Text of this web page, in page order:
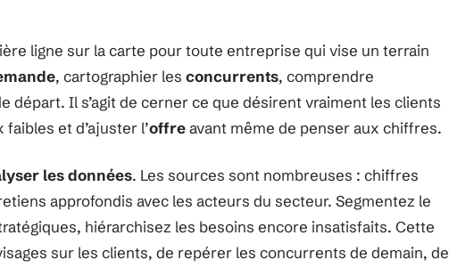
ligne sur la carte pour toute entreprise qui vise un terrain
, cartographier les concurrents, comprendre
départ. Il s’agit de cerner ce que désirent vraiment les clients
et d’ajuster l’offreavant même de penser aux chiffres.
les données. Les sources sont nombreuses : chiffres
approfondis avec les acteurs du secteur. Segmentez le
hiérarchisez les besoins encore insatisfaits. Cette
sur les clients, de repérer les concurrents de demain, de